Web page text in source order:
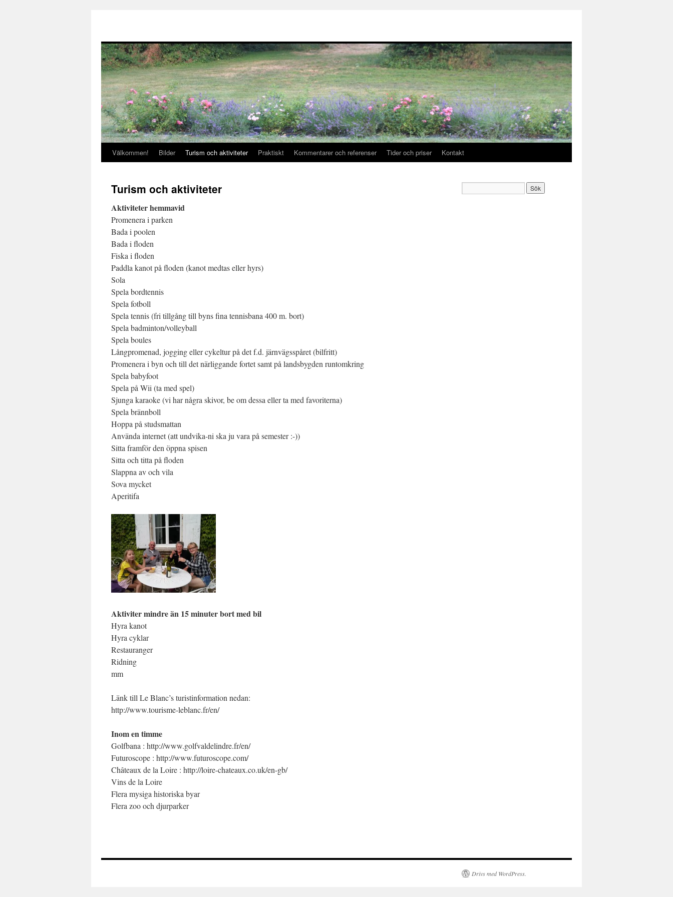
Gå
innehåll
Välkommen! Bilder Turism och aktiviteter Praktiskt Kommentarer och referenser Tider och priser Kontakt
Turism och aktiviteter
Aktiviteter hemmavid
Promenera i parken
Bada i poolen
Bada i floden
Fiska i floden
Paddla kanot på floden (kanot medtas eller hyrs)
Sola
Spela bordtennis
Spela fotboll
Spela tennis (fri tillgång till byns fina tennisbana 400 m. bort)
Spela badminton/volleyball
Spela boules
Långpromenad, jogging eller cykeltur på det f.d. järnvägsspåret (bilfritt)
Promenera i byn och till det närliggande fortet samt på landsbygden runtomkring
Spela babyfoot
Spela på Wii (ta med spel)
Sjunga karaoke (vi har några skivor, be om dessa eller ta med favoriterna)
Spela brännboll
Hoppa på studsmattan
Använda internet (att undvika-ni ska ju vara på semester :-))
Sitta framför den öppna spisen
Sitta och titta på floden
Slappna av och vila
Sova mycket
Aperitifa
Aktiviter mindre än 15 minuter bort med bil
Hyra kanot
Hyra cyklar
Restauranger
Ridning
mm
Länk till Le Blanc’s turistinformation nedan:
http://www.tourisme-leblanc.fr/en/
Inom en timme
Golfbana : http://www.golfvaldelindre.fr/en/
Futuroscope : http://www.futuroscope.com/
Châteaux de la Loire : http://loire-chateaux.co.uk/en-gb/
Vins de la Loire
Flera mysiga historiska byar
Flera zoo och djurparker
Drivs med WordPress.